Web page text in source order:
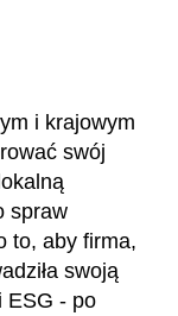
i krajowym
swój
spraw
to, aby firma,
swoją
ESG - po